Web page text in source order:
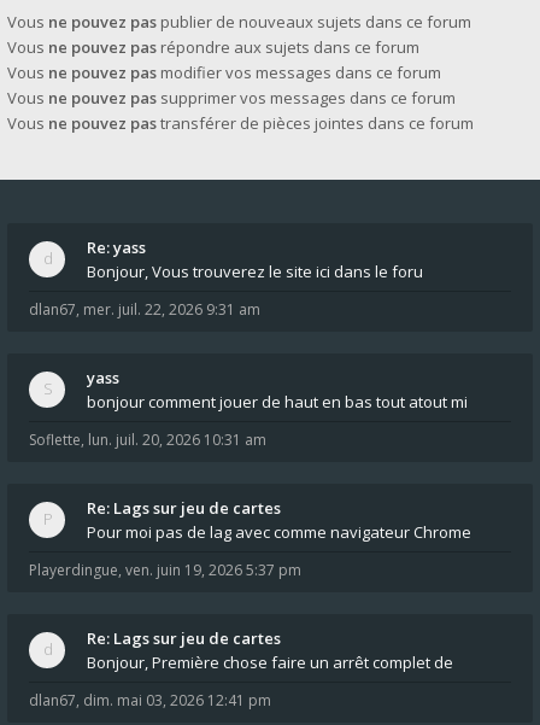
Vous ne pouvez pas publier de nouveaux sujets dans ce forum
Vous ne pouvez pas répondre aux sujets dans ce forum
Vous ne pouvez pas modifier vos messages dans ce forum
Vous ne pouvez pas supprimer vos messages dans ce forum
Vous ne pouvez pastransférer de pièces jointes dans ce forum
Re: yass
Bonjour, Vous trouverez le site ici dans le foru
dlan67, mer. juil. 22, 2026 9:31 am
yass
bonjour comment jouer de haut en bas tout atout mi
Soflette, lun. juil. 20, 2026 10:31 am
Re: Lags sur jeu de cartes
Pour moi pas de lag avec comme navigateur Chrome
Playerdingue, ven. juin 19, 2026 5:37 pm
Re: Lags sur jeu de cartes
Bonjour, Première chose faire un arrêt complet de
dlan67, dim. mai 03, 2026 12:41 pm